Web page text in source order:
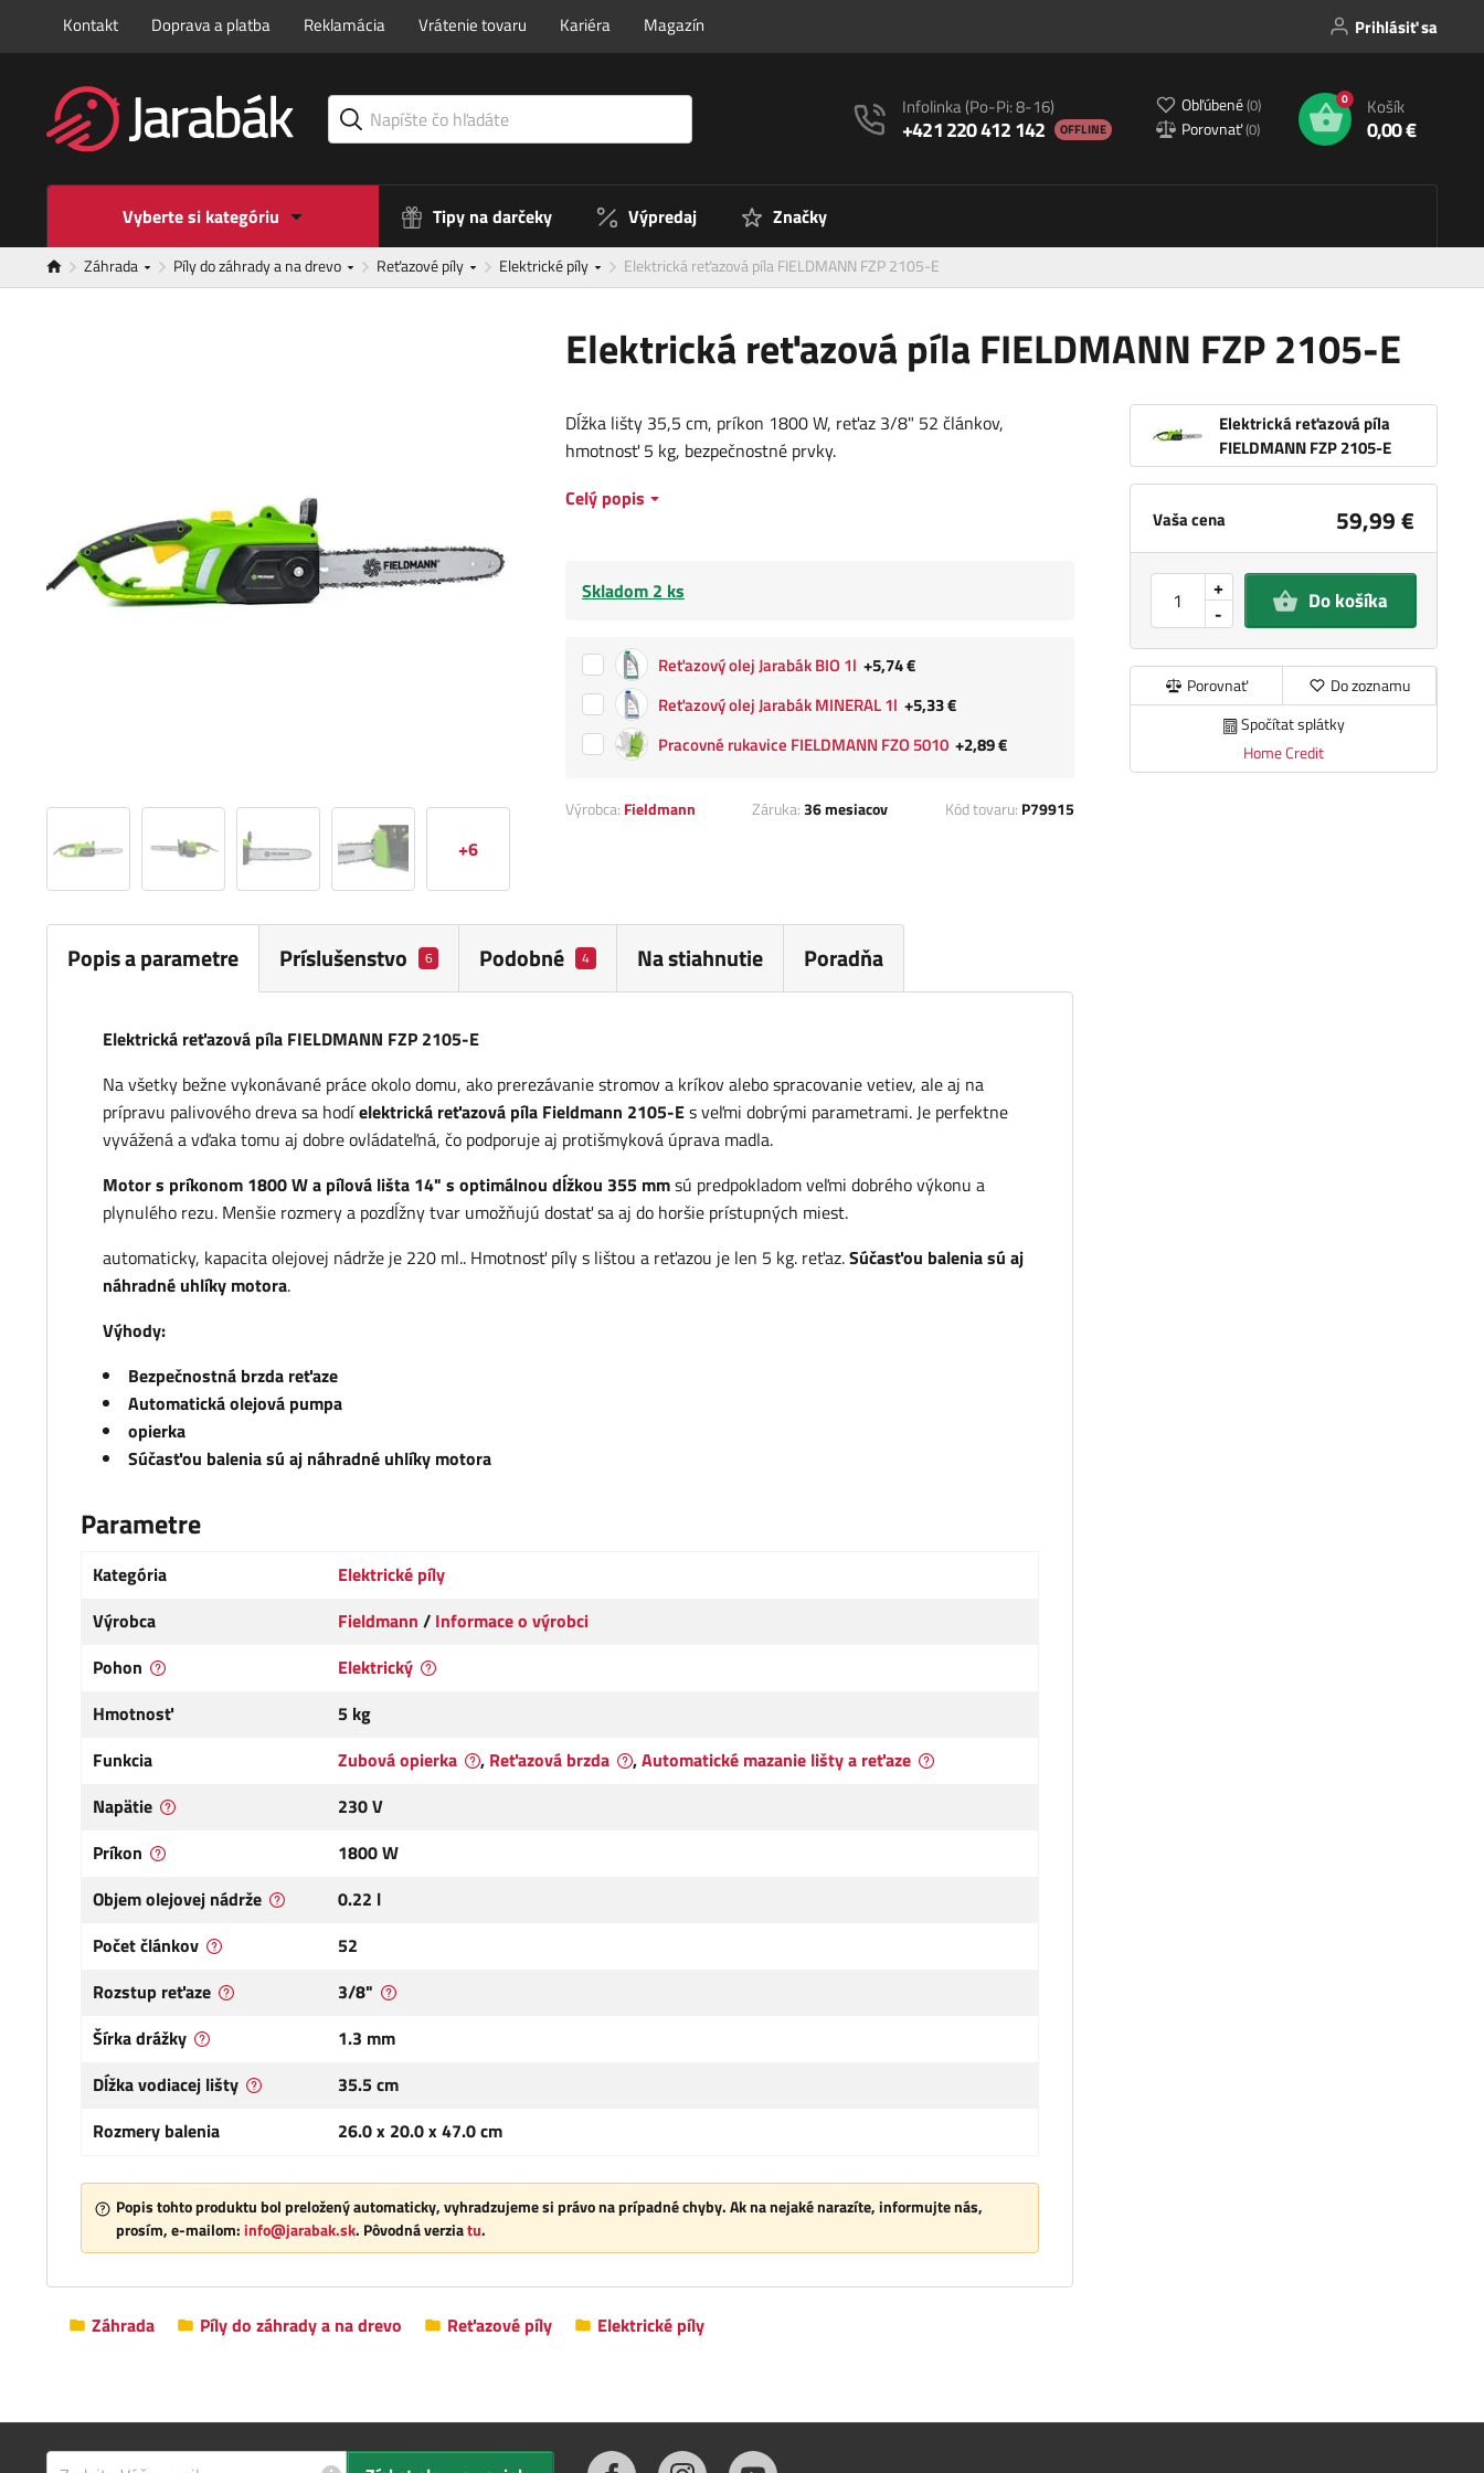
Kontakt Doprava a platba Reklamácia Vrátenie tovaru Kariéra Magazín Prihlásiť sa
Infolinka(Po-Pi: 8-16)
+421 220 412 142 OFFLINE
Obľúbené(0)
Porovnať(0)
0 Košík
0,00 €
Vyberte si kategóriu Tipy na darčeky Výpredaj Značky
Záhrada Píly do záhrady a na drevo Reťazové píly Elektrické píly Elektrická reťazová píla FIELDMANN FZP 2105-E
Elektrická reťazová píla FIELDMANN FZP 2105-E
+6
Elektrická reťazová píla
FIELDMANN FZP 2105-E
Vaša cena 59,99 €
-
+ Do košíka
Porovnať
Do zoznamu
Spočítat splátky
Home Credit
Dĺžka lišty 35,5 cm, príkon 1800 W, reťaz 3/8" 52 článkov,
hmotnosť 5 kg, bezpečnostné prvky.
Celý popis
Skladom 2 ks
Reťazový olej Jarabák BIO 1l +5,74 €
Reťazový olej Jarabák MINERAL 1l +5,33 €
Pracovné rukavice FIELDMANN FZO 5010 +2,89 €
Výrobca: Fieldmann Záruka:36 mesiacov Kód tovaru: P79915
Popis a parametre Príslušenstvo 6 Podobné 4 Na stiahnutie Poradňa
Elektrická reťazová píla FIELDMANN FZP 2105-E
Na všetky bežne vykonávané práce okolo domu, ako prerezávanie stromov a kríkov alebo spracovanie vetiev, ale aj na
prípravu palivového dreva sa hodíelektrická reťazová píla Fieldmann 2105-Es veľmi dobrými parametrami. Je perfektne
vyvážená a vďaka tomu aj dobre ovládateľná, čo podporuje aj protišmyková úprava madla.
Motor s príkonom 1800 W a pílová lišta 14" s optimálnou dĺžkou 355 mmsú predpokladom veľmi dobrého výkonu a
plynulého rezu. Menšie rozmery a pozdĺžny tvar umožňujú dostať sa aj do horšie prístupných miest.
automaticky, kapacita olejovej nádrže je 220 ml.. Hmotnosť píly s lištou a reťazou je len 5 kg. reťaz.Súčasťou balenia sú aj
náhradné uhlíky motora.
Výhody:
Bezpečnostná brzda reťaze
Automatická olejová pumpa
opierka
Súčasťou balenia sú aj náhradné uhlíky motora
Parametre
Kategória
Elektrické píly
Výrobca
Fieldmann / Informace o výrobci
Pohon
Elektrický
Hmotnosť
5 kg
Funkcia
Zubová opierka , Reťazová brzda ,Automatické mazanie lišty a reťaze
Napätie
230 V
Príkon
1800 W
Objem olejovej nádrže
0.22 l
Počet článkov
52
Rozstup reťaze
3/8"
Šírka drážky
1.3 mm
Dĺžka vodiacej lišty
35.5 cm
Rozmery balenia
26.0 x 20.0 x 47.0 cm
Popis tohto produktu bol preložený automaticky, vyhradzujeme si právo na prípadné chyby. Ak na nejaké narazíte, informujte nás,
prosím, e-mailom:info@jarabak.sk. Pôvodná verziatu.
Záhrada Píly do záhrady a na drevo Reťazové píly Elektrické píly